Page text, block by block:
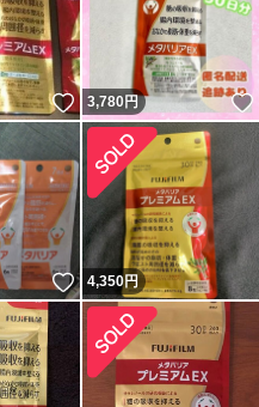
いいね！
3,780円
いいね！
4,350円